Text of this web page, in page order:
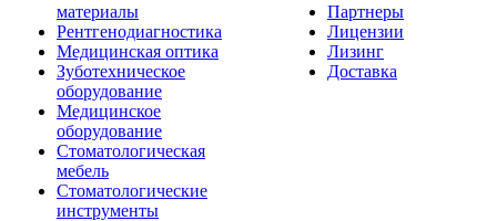
материалы
Рентгенодиагностика
Медицинская оптика
Зуботехническое
оборудование
Медицинское
оборудование
Стоматологическая
мебель
Стоматологические
инструменты
Партнеры
Лицензии
Лизинг
Доставка